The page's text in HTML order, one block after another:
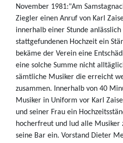
November 1981:"Am
Ziegler einen Anruf von Karl
innerhalb einer Stunde
stattgefundenen Hochzeit ein
bekäme der Verein eine
eine solche Summe nicht
sämtliche Musiker die erreicht
zusammen. Innerhalb von 40
Musiker in Uniform vor Karl
und seiner Frau ein
hocherfreut und lud alle Musiker
seine Bar ein. Vorstand Dieter